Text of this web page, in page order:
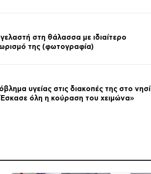
στη θάλασσα με ιδιαίτερο
της (φωτογραφία)
υγείας στις διακοπές της στο νησί
όλη η κούραση του χειμώνα»